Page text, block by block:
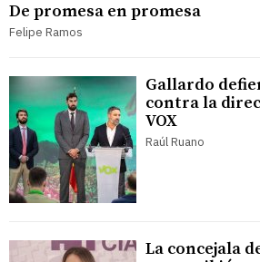
De promesa en promesa
Felipe Ramos
Gallardo
contra la
VOX
Raúl Ruano
La concejala